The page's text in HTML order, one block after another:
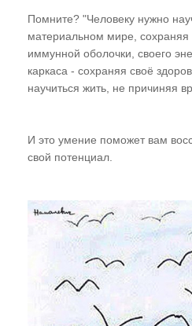
Помните? "Человеку нужно
материальном мире, сохраняя
иммунной оболочки, своего
каркаса - сохраняя своё
научиться жить, не причиняя
И это умение поможет вам
свой потенциал.